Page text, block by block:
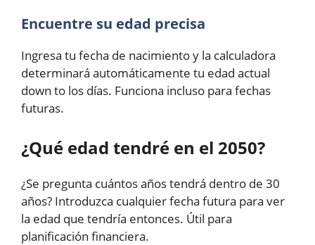
Encuentre su edad precisa
Ingresa tu fecha de nacimiento y la calculadora
determinará automáticamente tu edad actual
down to los días. Funciona incluso para fechas
futuras.
¿Qué edad tendré en el 2050?
¿Se pregunta cuántos años tendrá dentro de 30
años? Introduzca cualquier fecha futura para ver
la edad que tendría entonces. Útil para
planificación financiera.